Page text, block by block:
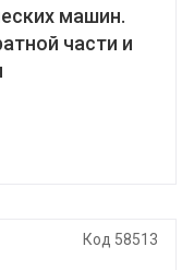
машин.
части и
Код 58513